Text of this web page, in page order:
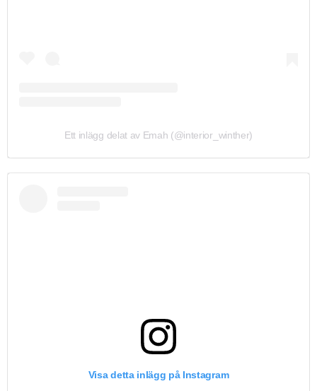
Ett inlägg delat av Emah (@interior_winther)
Visa detta inlägg på Instagram